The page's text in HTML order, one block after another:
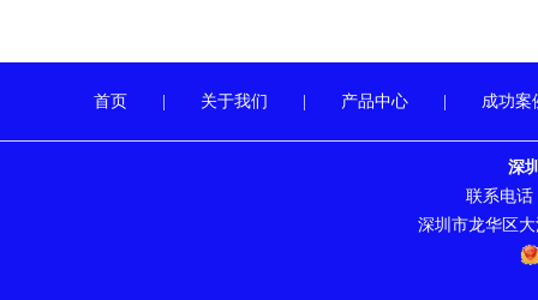
首页 关于我们 产品中心 成功案
深
联系电话
深圳市龙华区